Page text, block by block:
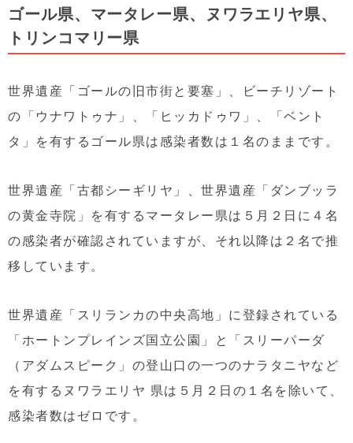
ゴール県、マータレー県、ヌワラエリヤ県、
トリンコマリー県
世界遺産「ゴールの旧市街と要塞」、ビーチリゾート
の「ウナワトゥナ」、「ヒッカドゥワ」、「ベント
タ」を有するゴール県は感染者数は１名のままです。
世界遺産「古都シーギリヤ」、世界遺産「ダンブッラ
の黄金寺院」を有するマータレー県は５月２日に４名
の感染者が確認されていますが、それ以降は２名で推
移しています。
世界遺産「スリランカの中央高地」に登録されている
「ホートンプレインズ国立公園」と「スリーパーダ
（アダムスピーク」の登山口の一つのナラタニヤなど
を有するヌワラエリヤ 県は５月２日の１名を除いて、
感染者数はゼロです。